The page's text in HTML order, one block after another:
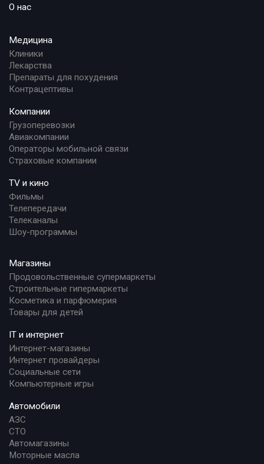
О нас
Медицина
Клиники
Лекарства
Препараты для похудения
Контрацептивы
Компании
Грузоперевозки
Авиакомпании
Операторы мобильной связи
Страховые компании
TV и кино
Фильмы
Телепередачи
Телеканалы
Шоу-программы
Магазины
Продовольственные супермаркеты
Строительные гипермаркеты
Косметика и парфюмерия
Товары для детей
IT и интернет
Интернет-магазины
Интернет провайдеры
Социальные сети
Компьютерные игры
Автомобили
АЗС
СТО
Автомагазины
Моторные масла